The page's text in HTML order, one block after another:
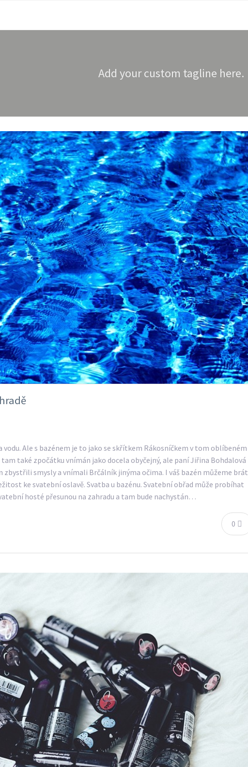
Add your custom tagline here.
vodu. Ale s bazénem je to jako se skřítkem Rákosníčkem v tom oblíbeném
také zpočátku vnímán jako docela obyčejný, ale paní Jiřina Bohdalová
zbystřili smysly a vnímali Brčálník jinýma očima. I váš bazén můžeme brát
ke svatební oslavě. Svatba u bazénu. Svatební obřad může probíhat
hosté přesunou na zahradu a tam bude nachystán…
0